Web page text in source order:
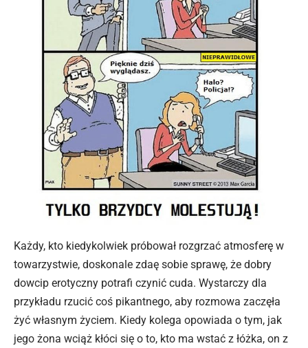
Każdy, kto kiedykolwiek próbował rozgrzać atmosferę w
towarzystwie, doskonale zdaę sobie sprawę, że dobry
dowcip erotyczny potrafi czynić cuda. Wystarczy dla
przykładu rzucić coś pikantnego, aby rozmowa zaczęła
żyć własnym życiem. Kiedy kolega opowiada o tym, jak
jego żona wciąż kłóci się o to, kto ma wstać z łóżka, on z